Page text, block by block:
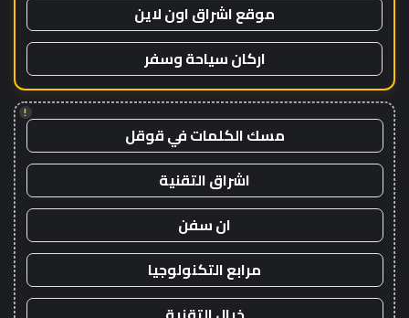
موقع اشراق اون لاين
اركان سياحة وسفر
!
مسك الكلمات في قوقل
اشراق التقنية
ان سفن
مرابع التكنولوجيا